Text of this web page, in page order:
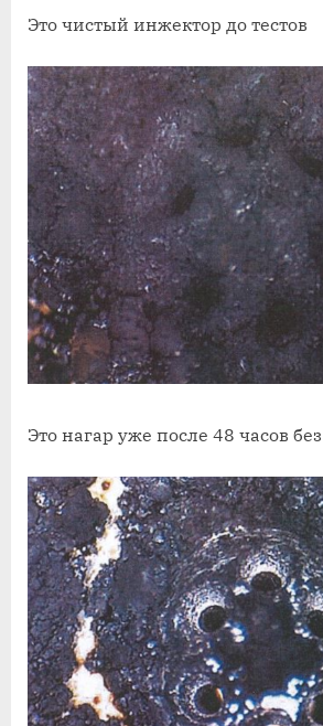
Это чистый инжектор до тестов
Это нагар уже после 48 часов